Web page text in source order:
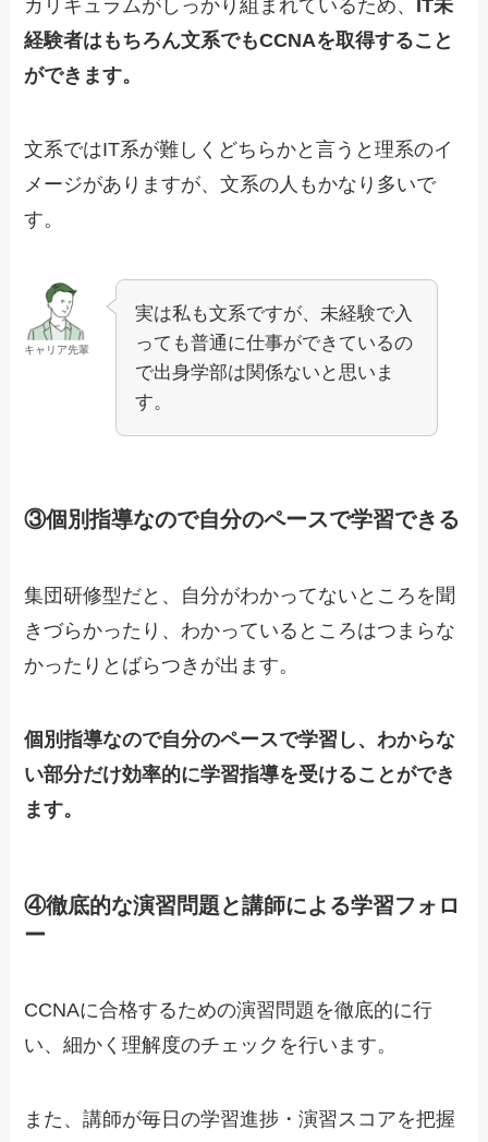
カリキュラムがしっかり組まれているため、
IT未
経験者はもちろん文系でもCCNAを取得すること
ができます。
文系ではIT系が難しくどちらかと言うと理系のイ
メージがありますが、文系の人もかなり多いで
す。
キャリア先輩
実は私も文系ですが、未経験で入
っても普通に仕事ができているの
で出身学部は関係ないと思いま
す。
③個別指導なので自分のペースで学習できる
集団研修型だと、自分がわかってないところを聞
きづらかったり、わかっているところはつまらな
かったりとばらつきが出ます。
個別指導なので自分のペースで学習し、わからな
い部分だけ効率的に学習指導を受けることができ
ます。
④徹底的な演習問題と講師による学習フォロ
ー
CCNAに合格するための演習問題を徹底的に行
い、細かく理解度のチェックを行います。
また、講師が毎日の学習進捗・演習スコアを把握